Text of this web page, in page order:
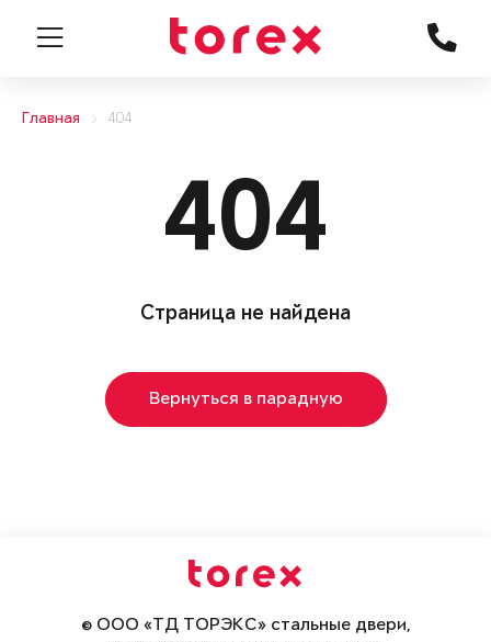
Главная 404
404
Страница не найдена
Вернуться в парадную
© ООО «ТД ТОРЭКС» стальные двери,